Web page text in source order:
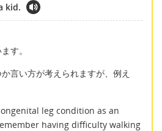
kid.
す。
言い方が考えられますが、例え
leg condition as an
having difficulty walking